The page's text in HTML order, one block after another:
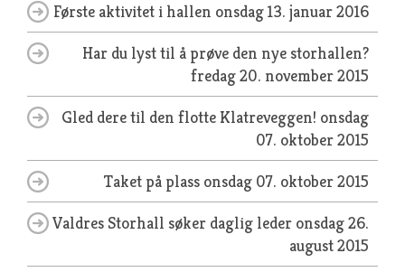
Første aktivitet i hallen onsdag 13. januar 2016
Har du lyst til å prøve den nye storhallen?
fredag 20. november 2015
Gled dere til den flotte Klatreveggen! onsdag
07. oktober 2015
Taket på plass onsdag 07. oktober 2015
Valdres Storhall søker daglig leder onsdag 26.
august 2015